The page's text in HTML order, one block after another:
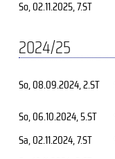
So, 02.11.2025, 7.ST
2024/25
So, 08.09.2024, 2.ST
So, 06.10.2024, 5.ST
Sa, 02.11.2024, 7.ST